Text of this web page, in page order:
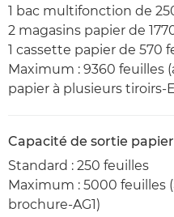
1 bac multifonction de
2 magasins papier de
1 cassette papier de 570
Maximum : 9360 feuilles
papier à plusieurs tiroirs-
Capacité de sortie
Standard : 250 feuilles
Maximum : 5000 feuilles
brochure-AG1)